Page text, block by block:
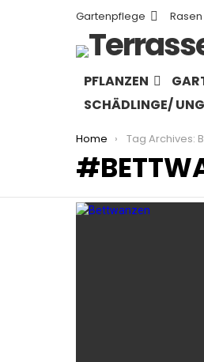
Gartenpflege Rasen
PFLANZEN
SCHÄDLINGE/
You are here:
Home Tag Archives:
LATEST